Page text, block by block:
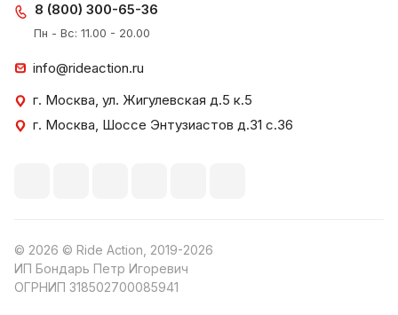
8 (800) 300-65-36
Пн - Вс: 11.00 - 20.00
info@rideaction.ru
г. Москва, ул. Жигулевская д.5 к.5
г. Москва, Шоссе Энтузиастов д.31 с.36
© 2026 © Ride Action, 2019-2026
ИП Бондарь Петр Игоревич
ОГРНИП 318502700085941